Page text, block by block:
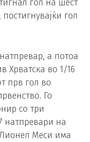
гол на шест
гол
а потоа
Хрватска во 1/16
прв гол во
Го
со три
натпревари на
Лионел Меси има